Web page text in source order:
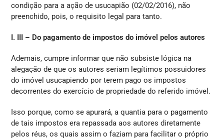
condição para a ação de usucapião (02/02/2016), não
preenchido, pois, o requisito legal para tanto.
I. III – Do pagamento de impostos do imóvel pelos autores
Ademais, cumpre informar que não subsiste lógica na
alegação de que os autores seriam legítimos possuidores
do imóvel usucapiendo por terem pago os impostos
decorrentes do exercício de propriedade do referido imóvel.
Isso porque, como se apurará, a quantia para o pagamento
de tais impostos era repassada aos autores diretamente
pelos réus, os quais assim o faziam para facilitar o próprio